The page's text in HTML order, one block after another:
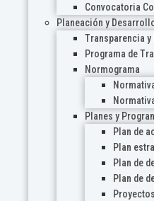
Convocatoria
Planeación y
Transparencia y
Programa de
Normograma
Planes y
Plan de
Plan
Plan de
Plan de